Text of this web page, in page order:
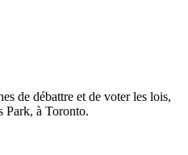
de débattre et de voter les lois,
Park, à Toronto.